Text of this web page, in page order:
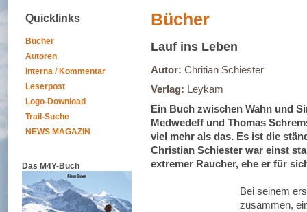
Quicklinks
Bücher
Autoren
Interna / Kommentar
Leserpost
Logo-Download
Trail-Suche
NEWS MAGAZIN
Das M4Y-Buch
Bücher
Lauf ins Leben
Autor: Chritian Schiester
Verlag: Leykam
Ein Buch zwischen Wahn und
Medwedeff und Thomas
viel mehr als das. Es ist die
Christian Schiester war einst
extremer Raucher, ehe er für
Bei seinem
zusammen,